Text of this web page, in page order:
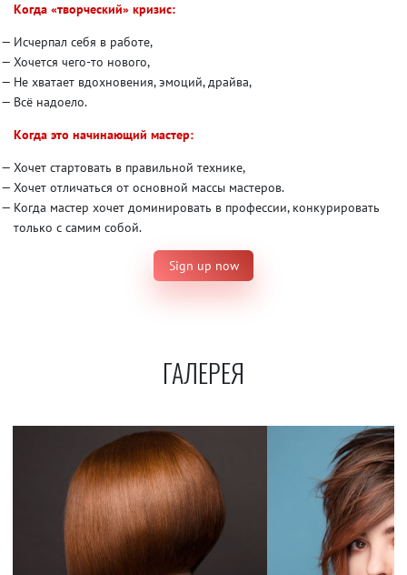
Когда «творческий» кризис:
Исчерпал себя в работе,
Хочется чего-то нового,
Не хватает вдохновения, эмоций, драйва,
Всё надоело.
Когда это начинающий мастер:
Хочет стартовать в правильной технике,
Хочет отличаться от основной массы мастеров.
Когда мастер хочет доминировать в профессии, конкурировать
только с самим собой.
Sign up now
ГАЛЕРЕЯ